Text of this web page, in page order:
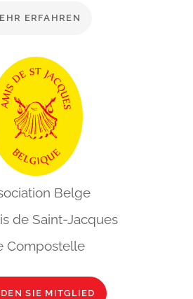
Belge
de Saint-Jacques
Compostelle
SIE MITGLIED
ERFAHREN